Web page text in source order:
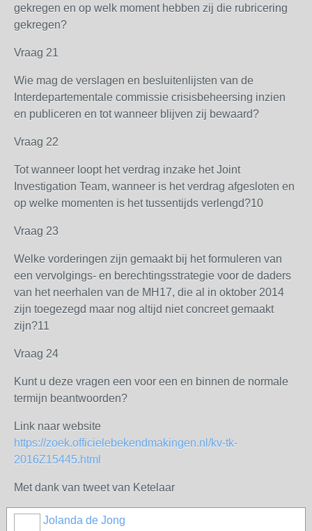
gekregen en op welk moment hebben zij die rubricering
gekregen?
Vraag 21
Wie mag de verslagen en besluitenlijsten van de
Interdepartementale commissie crisisbeheersing inzien
en publiceren en tot wanneer blijven zij bewaard?
Vraag 22
Tot wanneer loopt het verdrag inzake het Joint
Investigation Team, wanneer is het verdrag afgesloten en
op welke momenten is het tussentijds verlengd?10
Vraag 23
Welke vorderingen zijn gemaakt bij het formuleren van
een vervolgings- en berechtingsstrategie voor de daders
van het neerhalen van de MH17, die al in oktober 2014
zijn toegezegd maar nog altijd niet concreet gemaakt
zijn?11
Vraag 24
Kunt u deze vragen een voor een en binnen de normale
termijn beantwoorden?
Link naar website
https://zoek.officielebekendmakingen.nl/kv-tk-
2016Z15445.html
Met dank van tweet van Ketelaar
Jolanda de Jong